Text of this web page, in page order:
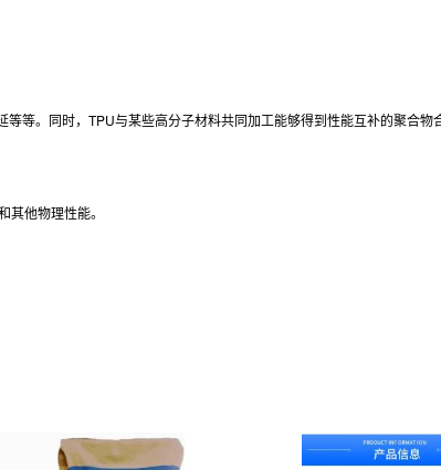
等。同时，TPU与某些高分子材料共同加工能够得到性能互补的聚合物
他物理性能。